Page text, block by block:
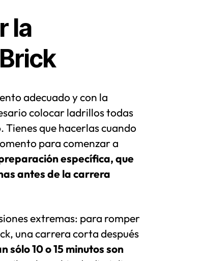
la
adecuado y con la
colocar ladrillos todas
Tienes que hacerlas cuando
para comenzar a
específica, que
antes de la carrera
extremas: para romper
una carrera corta después
sólo 10 o 15 minutos son